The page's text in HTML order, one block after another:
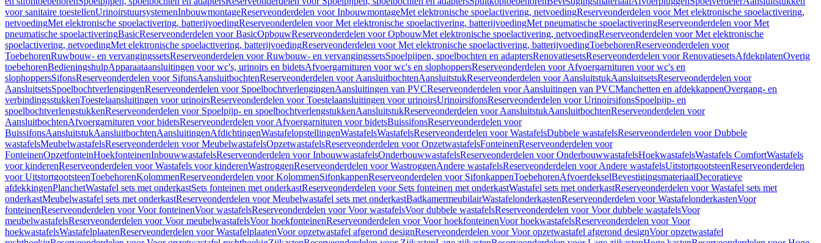
voor sanitaire toestellenUrinoirstuursystemenInbouwmontageReserveonderdelen voor InbouwmontageMet elektronische spoelactivering, netvoedingReserveonderdelen voor Met elektronische spoelactivering,
netvoedingMet elektronische spoelactivering, batterijvoedingReserveonderdelen voor Met elektronische spoelactivering, batterijvoedingMet pneumatische spoelactiveringReserveonderdelen voor Met
pneumatische spoelactiveringBasicReserveonderdelen voor BasicOpbouwReserveonderdelen voor OpbouwMet elektronische spoelactivering, netvoedingReserveonderdelen voor Met elektronische
spoelactivering, netvoedingMet elektronische spoelactivering, batterijvoedingReserveonderdelen voor Met elektronische spoelactivering, batterijvoedingToebehorenReserveonderdelen voor
ToebehorenRuwbouw- en vervangingssetsReserveonderdelen voor Ruwbouw- en vervangingssetsSpoelpijpen, spoelbochten en adaptersRenovatiesetsReserveonderdelen voor RenovatiesetsAfdekplatenOverig
toebehorenBedieningshulpApparaataansluitingen voor wc's, urinoirs en bidetsAfvoergarnituren voor wc's en slophoppersReserveonderdelen voor Afvoergarnituren voor wc's en
slophoppersSifonsReserveonderdelen voor SifonsAansluitbochtenReserveonderdelen voor AansluitbochtenAansluitstukReserveonderdelen voor AansluitstukAansluitsetsReserveonderdelen voor
AansluitsetsSpoelbochtverlengingenReserveonderdelen voor SpoelbochtverlengingenAansluitingen van PVCReserveonderdelen voor Aansluitingen van PVCManchetten en afdekkappenOvergang- en
verbindingsstukkenToestelaansluitingen voor urinoirsReserveonderdelen voor Toestelaansluitingen voor urinoirsUrinoirsifonsReserveonderdelen voor UrinoirsifonsSpoelpijp- en
spoelbochtverlengstukkenReserveonderdelen voor Spoelpijp- en spoelbochtverlengstukkenAansluitstukReserveonderdelen voor AansluitstukAansluitbochtenReserveonderdelen voor
AansluitbochtenAfvoergarnituren voor bidetsReserveonderdelen voor Afvoergarnituren voor bidetsBuissifonsReserveonderdelen voor
BuissifonsAansluitstukAansluitbochtenAansluitingenAfdichtingenWastafelopstellingenWastafelsWastafelsReserveonderdelen voor WastafelsDubbele wastafelsReserveonderdelen voor Dubbele
wastafelsMeubelwastafelsReserveonderdelen voor MeubelwastafelsOpzetwastafelsReserveonderdelen voor OpzetwastafelsFonteinenReserveonderdelen voor
FonteinenOpzetfonteinHoekfonteinenInbouwwastafelsReserveonderdelen voor InbouwwastafelsOnderbouwwastafelsReserveonderdelen voor OnderbouwwastafelsHoekwastafelsWastafels ComfortWastafels
voor kinderenReserveonderdelen voor Wastafels voor kinderenWastroggenReserveonderdelen voor WastroggenAndere wastafelsReserveonderdelen voor Andere wastafelsUitstortgootsteenReserveonderdelen
voor UitstortgootsteenToebehorenKolommenReserveonderdelen voor KolommenSifonkappenReserveonderdelen voor SifonkappenToebehorenAfvoerdekselBevestigingsmateriaalDecoratieve
afdekkingenPlanchetWastafel sets met onderkastSets fonteinen met onderkastReserveonderdelen voor Sets fonteinen met onderkastWastafel sets met onderkastReserveonderdelen voor Wastafel sets met
onderkastMeubelwastafel sets met onderkastReserveonderdelen voor Meubelwastafel sets met onderkastBadkamermeubilairWastafelonderkastenReserveonderdelen voor WastafelonderkastenVoor
fonteinenReserveonderdelen voor Voor fonteinenVoor wastafelsReserveonderdelen voor Voor wastafelsVoor dubbele wastafelsReserveonderdelen voor Voor dubbele wastafelsVoor
meubelwastafelsReserveonderdelen voor Voor meubelwastafelsVoor hoekfonteinenReserveonderdelen voor Voor hoekfonteinenVoor hoekwastafelsReserveonderdelen voor Voor
hoekwastafelsWastafelplaatenReserveonderdelen voor WastafelplaatenVoor opzetwastafel afgerond designReserveonderdelen voor Voor opzetwastafel afgerond designVoor opzetwastafel